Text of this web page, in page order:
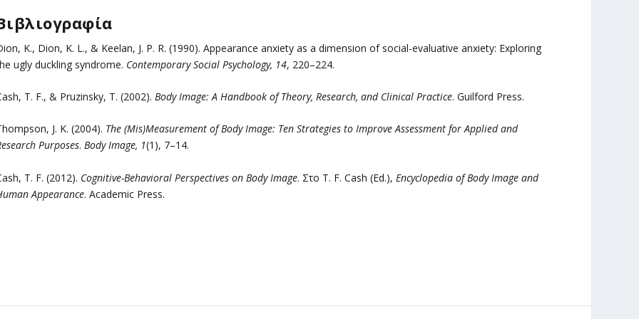
K., Dion, K. L., & Keelan, J. P. R. (1990). Appearance anxiety as a dimension of social-evaluative anxiety: Exploring
ugly duckling syndrome. Contemporary Social Psychology, 14, 220–224.
T. F., & Pruzinsky, T. (2002). Body Image: A Handbook of Theory, Research, and Clinical Practice. Guilford Press.
J. K. (2004). The (Mis)Measurement of Body Image: Ten Strategies to Improve Assessment for Applied and
Purposes. Body Image, 1(1), 7–14.
T. F. (2012). Cognitive-Behavioral Perspectives on Body Image. Στο T. F. Cash (Ed.), Encyclopedia of Body Image and
Appearance. Academic Press.